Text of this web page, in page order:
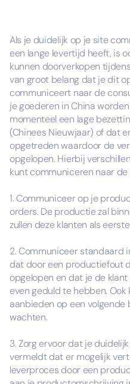
Als je duidelijk op je site
een lange levertijd heeft, is
kunnen doorverkopen
van groot belang dat je dit
communiceert naar de
je goederen in China
momenteel een lage
(Chinees Nieuwjaar) of dat
opgetreden waardoor de
opgelopen. Hierbij
kunt communiceren naar
1. Communiceer op je
orders. De productie zal
zullen deze klanten als
2. Communiceer standaard
dat door een productiefout
opgelopen en dat je de
even geduld te hebben.
aanbieden op een volgende
wachten.
3. Zorg ervoor dat je
vermeldt dat er mogelijk
leverproces door een